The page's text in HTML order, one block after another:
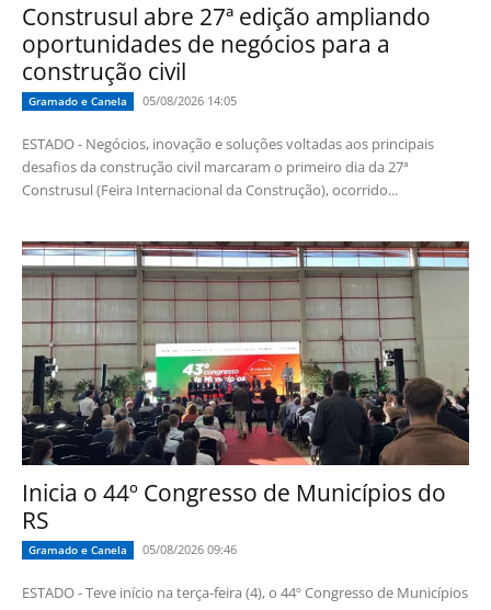
Construsul abre 27ª edição ampliando
oportunidades de negócios para a
construção civil
Gramado e Canela 05/08/2026 14:05
ESTADO - Negócios, inovação e soluções voltadas aos principais
desafios da construção civil marcaram o primeiro dia da 27ª
Construsul (Feira Internacional da Construção), ocorrido...
Inicia o 44º Congresso de Municípios do
RS
Gramado e Canela 05/08/2026 09:46
ESTADO - Teve início na terça-feira (4), o 44º Congresso de Municípios